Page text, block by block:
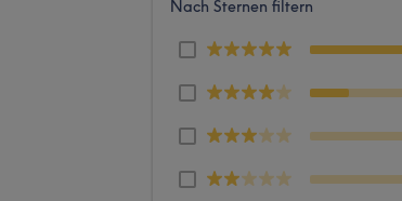
Nach Sternen filtern